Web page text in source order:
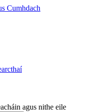
Cumhdach
agus nithe eile